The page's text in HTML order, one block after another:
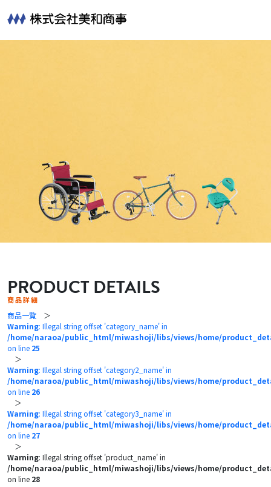
PRODUCT DETAILS
商品詳細
商品一覧 ＞
Warning: Illegal string offset 'category_name' in
/home/naraoa/public_html/miwashoji/libs/views/home/
on line 25
＞
Warning: Illegal string offset 'category2_name' in
/home/naraoa/public_html/miwashoji/libs/views/home/
on line 26
＞
Warning: Illegal string offset 'category3_name' in
/home/naraoa/public_html/miwashoji/libs/views/home/
on line 27
＞
Warning: Illegal string offset 'product_name' in
/home/naraoa/public_html/miwashoji/libs/views/home/
on line 28